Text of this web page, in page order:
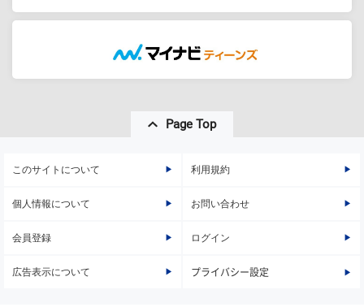
Page Top
このサイトについて 利用規約
個人情報について お問い合わせ
会員登録 ログイン
広告表示について プライバシー設定